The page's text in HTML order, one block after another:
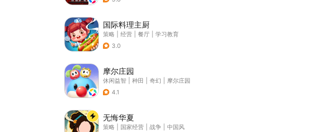
国际料理主厨
策略 经营 餐厅
学习教育
3.0
摩尔庄园
休闲益智 种田 奇幻
摩尔庄园
4.1
无悔华夏
策略 国家经营 战争 中国风